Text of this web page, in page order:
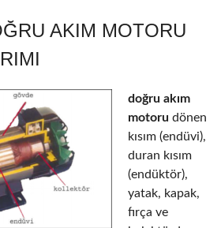
AKIM MOTORU
doğru akım
motoru dönen
kısım (endüvi),
duran kısım
(endüktör),
yatak, kapak,
fırça ve